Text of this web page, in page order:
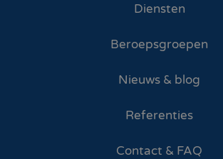
Diensten
Beroepsgroepen
Nieuws & blog
Referenties
Contact & FAQ